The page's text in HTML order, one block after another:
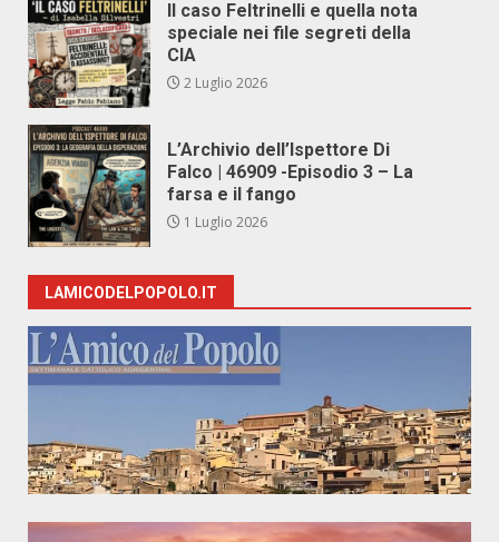
Il caso Feltrinelli e quella nota
speciale nei file segreti della
CIA
2 Luglio 2026
L’Archivio dell’Ispettore Di
Falco | 46909 -Episodio 3 – La
farsa e il fango
1 Luglio 2026
LAMICODELPOPOLO.IT